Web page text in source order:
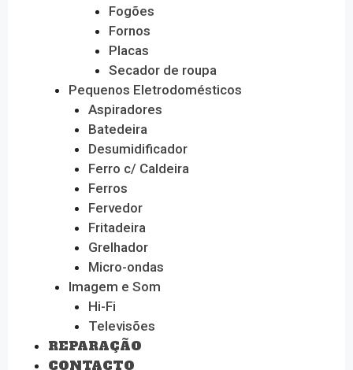
Fogões
Fornos
Placas
Secador de roupa
Pequenos Eletrodomésticos
Aspiradores
Batedeira
Desumidificador
Ferro c/ Caldeira
Ferros
Fervedor
Fritadeira
Grelhador
Micro-ondas
Imagem e Som
Hi-Fi
Televisões
REPARAÇÃO
CONTACTO